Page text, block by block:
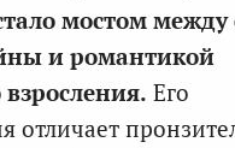
мостом между
и романтикой
Его
отличает